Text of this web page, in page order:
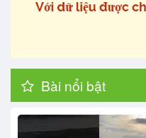
Bài nổi bật